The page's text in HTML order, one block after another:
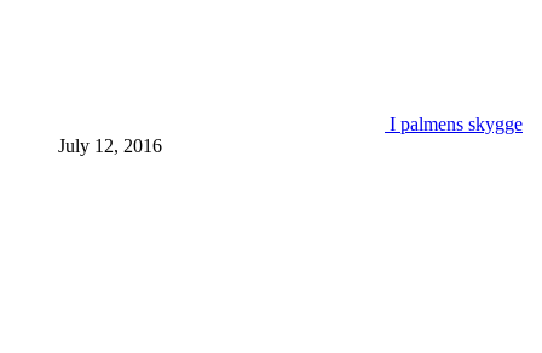
I palmens skygge
July 12, 2016